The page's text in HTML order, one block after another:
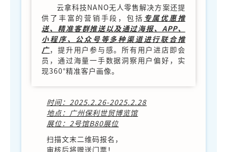
云拿科技NANO无人零售解决方案还提
供了丰富的营销手段，包括 专属优惠推
送、精准客群推送以及通过海报、APP、
小程序、公众号等多种渠道进行联合推
广，提升用户参与感。所有用户进店即会
员，通过海量一手数据洞察用户偏好，实
现360°精准客户画像。
时间：2025.2.26-2025.2.28
地点：广州保利世贸博览馆
展位：2号馆B80展位
扫描文末二维码报名，
审核后将赠送门票！